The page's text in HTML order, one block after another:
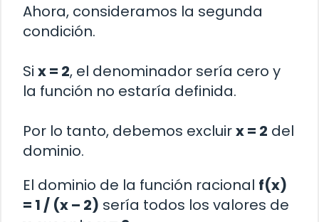
Ahora, consideramos la segunda
condición.
Si x = 2, el denominador sería cero y
la función no estaría definida.
Por lo tanto, debemos excluirx = 2 del
dominio.
El dominio de la función racional f(x)
= 1 / (x – 2) sería todos los valores de